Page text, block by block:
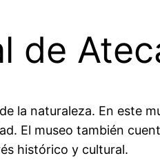
de
la naturaleza. En este
El museo también
histórico y cultural.